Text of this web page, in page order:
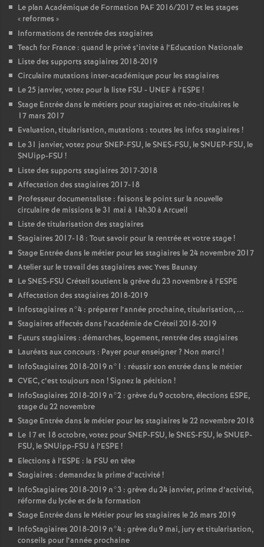
Le plan Académique de Formation PAF2016/2017 et les stages
« reformes »
Informations de rentrée des stagiaires
Teach for France : quand le privé s’invite à l’Education Nationale
Liste des supports stagiaires 2018-2019
Circulaire mutations inter-académique pour les stagiaires
Le 25 janvier, votez pour la liste FSU - UNEFà l’ESPE !
Stage Entrée dans le métiers pour stagiaires et néo-titulaires le
17 mars 2017
Evaluation, titularisation, mutations : toutes les infos stagiaires !
Le 31 janvier, votez pourSNEP-FSU, leSNES-FSU, leSNUEP-FSU, le
SNUipp-FSU !
Liste des supports stagiaires 2017-2018
Affectation des stagiaires 2017-18
Professeur documentaliste : faisons le point sur la nouvelle
circulaire de missions le 31 mai à 14h30 à Arcueil
Liste de titularisation des stagiaires
Stagiaires 2017-18 : Tout savoir pour la rentrée et votre stage!
Stage Entrée dans le métier pour les stagiaires le 24 novembre 2017
Atelier sur le travail des stagiaires avec Yves Baunay
LeSNES-FSU Créteil soutient la grève du 23 novembre à l’ESPE
Affectation des stagiaires 2018-2019
Infostagiaires n°4 : préparer l’année prochaine, titularisation, ...
Stagiaires affectés dans l’académie de Créteil 2018-2019
Futurs stagiaires : démarches, logement, rentrée des stagiaires
Lauréats aux concours : Payer pour enseigner? Non merci !
InfoStagiaires 2018-2019 n°1 : réussir son entrée dans le métier
CVEC, c’est toujours non ! Signez la pétition !
InfoStagiaires 2018-2019 n°2 : grève du 9 octobre, élections ESPE,
stage du 22 novembre
Stage Entrée dans le métier pour les stagiaires le 22 novembre 2018
Le 17 et 18 octobre, votez pourSNEP-FSU, leSNES-FSU, leSNUEP-
FSU, le SNUipp-FSU à l’ESPE !
Elections à l’ESPE : la FSU en tête
Stagiaires : demandez la prime d’activité!
InfoStagiaires 2018-2019 n°3 : grève du 24 janvier, prime d’activité,
réforme du lycée et de la formation
Stage Entrée dans le Métier pour les stagiaires le 26 mars 2019
InfoStagiaires 2018-2019 n°4 : grève du 9 mai, jury et titularisation,
conseils pour l’année prochaine